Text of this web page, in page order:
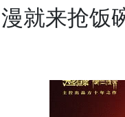
就来抢饭